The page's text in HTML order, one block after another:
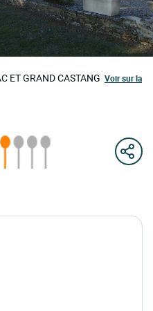
ET GRAND CASTANG Voir sur la